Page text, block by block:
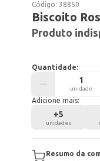
Código:38850
Biscoito
Produto
Quantidade:
unidade
Adicione mais:
+5
unidades
Resumo da